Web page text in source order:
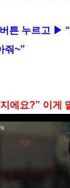
튼 누르고 ▶
줘~”
에요?” 이게